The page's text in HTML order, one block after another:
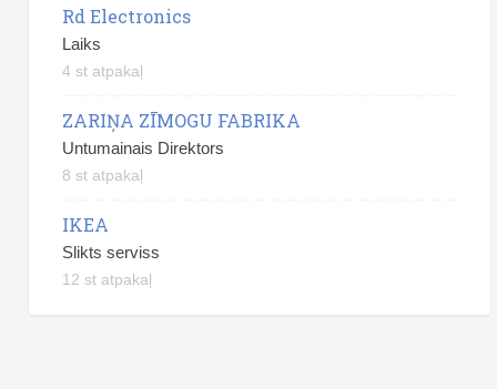
Rd Electronics
Laiks
4 st atpakaļ
ZARIŅA ZĪMOGU FABRIKA
Untumainais Direktors
8 st atpakaļ
IKEA
Slikts serviss
12 st atpakaļ